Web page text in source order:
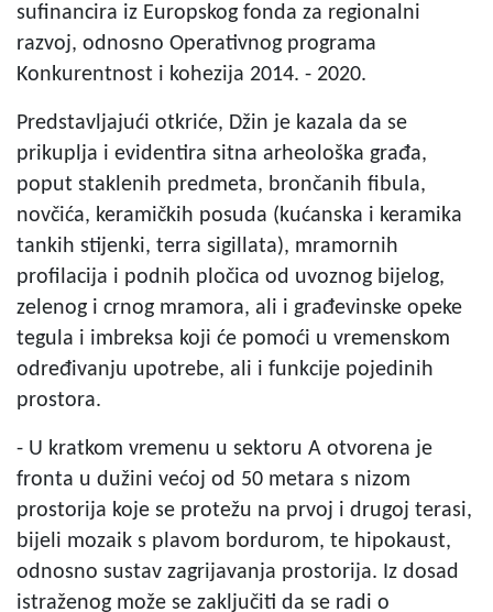
sufinancira iz Europskog fonda za regionalni
razvoj, odnosno Operativnog programa
Konkurentnost i kohezija 2014. - 2020.
Predstavljajući otkriće, Džin je kazala da se
prikuplja i evidentira sitna arheološka građa,
poput staklenih predmeta, brončanih fibula,
novčića, keramičkih posuda (kućanska i keramika
tankih stijenki, terra sigillata), mramornih
profilacija i podnih pločica od uvoznog bijelog,
zelenog i crnog mramora, ali i građevinske opeke
tegula i imbreksa koji će pomoći u vremenskom
određivanju upotrebe, ali i funkcije pojedinih
prostora.
- U kratkom vremenu u sektoru A otvorena je
fronta u dužini većoj od 50 metara s nizom
prostorija koje se protežu na prvoj i drugoj terasi,
bijeli mozaik s plavom bordurom, te hipokaust,
odnosno sustav zagrijavanja prostorija. Iz dosad
istraženog može se zaključiti da se radi o